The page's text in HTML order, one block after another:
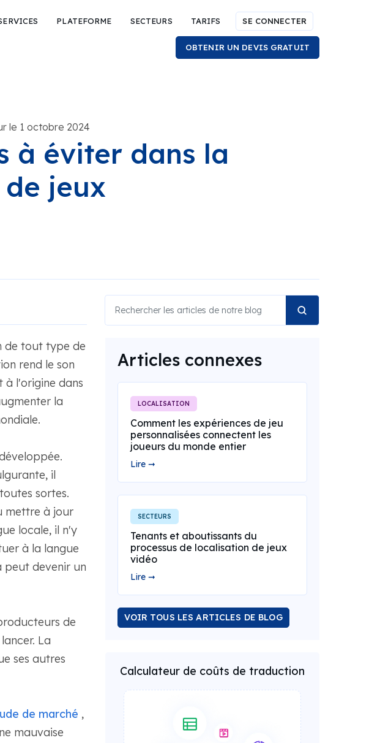
PLATEFORME SECTEURS TARIFS SE CONNECTER
OBTENIR UN DEVIS GRATUIT
le 1 octobre 2024
à éviter dans la
jeux
de tout type de
rend le son
à l'origine dans
la
il
sortes.
mettre à jour
locale, il n'y
à la langue
peut devenir un
de
La
ses autres
de marché ,
mauvaise
Articles connexes
LOCALISATION
Comment les expériences de jeu
personnalisées connectent les
joueurs du monde entier
Lire ➞
SECTEURS
Tenants et aboutissants du
processus de localisation de jeux
vidéo
Lire ➞
VOIR TOUS LES ARTICLES DE BLOG
Calculateur de coûts de traduction